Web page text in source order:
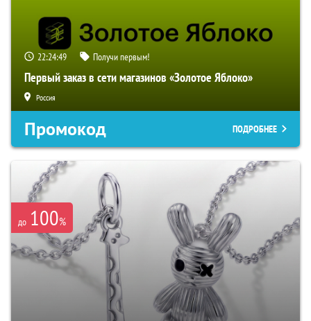
22:24:48 Получи первым!
Первый заказ в сети магазинов «Золотое Яблоко»
Россия
Промокод ПОДРОБНЕЕ
до 100%